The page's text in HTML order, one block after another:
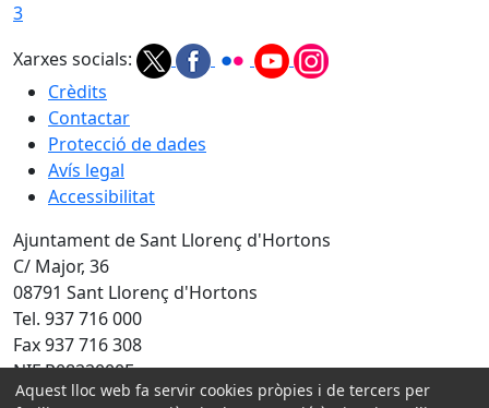
3
Xarxes socials:
Crèdits
Contactar
Protecció de dades
Avís legal
Accessibilitat
Ajuntament de Sant Llorenç d'Hortons
C/ Major, 36
08791 Sant Llorenç d'Hortons
Tel. 937 716 000
Fax 937 716 308
NIF P0822000F
Aquest lloc web fa servir cookies pròpies i de tercers per